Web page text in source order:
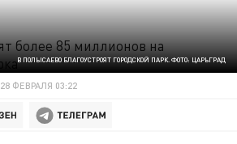
В ПОЛЫСАЕВО БЛАГОУСТРОЯТ ГОРОДСКОЙ ПАРК. ФОТО: ЦАРЬГРАД
28 ФЕВРАЛЯ 03:22